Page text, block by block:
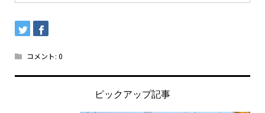
コメント: 0
ピックアップ記事